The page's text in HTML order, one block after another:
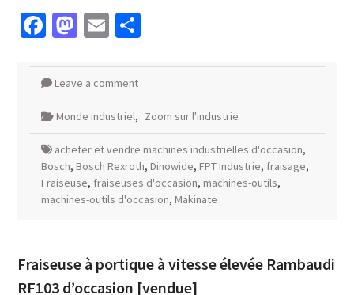
Facebook
Mastodon
EmailPartager
Leave a comment
Monde industriel, Zoom sur l'industrie
acheter et vendre machines industrielles d'occasion,
Bosch, Bosch Rexroth, Dinowide, FPT Industrie, fraisage,
Fraiseuse, fraiseuses d'occasion, machines-outils,
machines-outils d'occasion, Makinate
Fraiseuse à portique à vitesse élevée Rambaudi
RF103 d’occasion [vendue]